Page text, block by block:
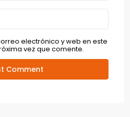
electrónico y web en este
vez que comente.